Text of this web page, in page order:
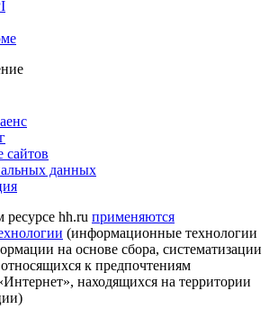
сайтов
данных
hh.ru применяются
(информационные технологии
на основе сбора, систематизации
к предпочтениям
находящихся на территории